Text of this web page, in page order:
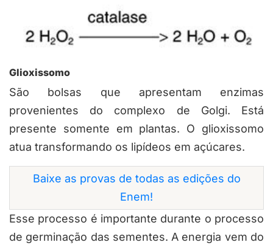
Glioxissomo
São bolsas que apresentam enzimas
provenientes do complexo de Golgi. Está
presente somente em plantas. O glioxissomo
atua transformando os lipídeos em açúcares.
Baixe as provas de todas as edições do
Enem!
Esse processo é importante durante o processo
de germinação das sementes. A energia vem do